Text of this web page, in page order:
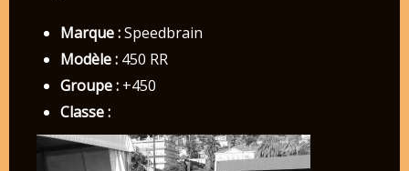
Marque :Speedbrain
Modèle :450 RR
Groupe :+450
Classe :